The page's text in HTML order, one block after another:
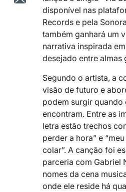
disponível nas
Records e pela
também ganhará um
narrativa inspirada
desejado entre almas
Segundo o artista, a
visão de futuro e
podem surgir quando
encontram. Entre as
letra estão trechos
perder a hora” e
colar”. A canção foi
parceria com Gabriel
nomes da cena
onde ele reside há